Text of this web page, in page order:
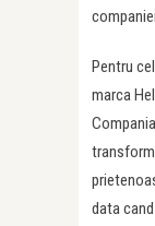
Pentru
marca
data